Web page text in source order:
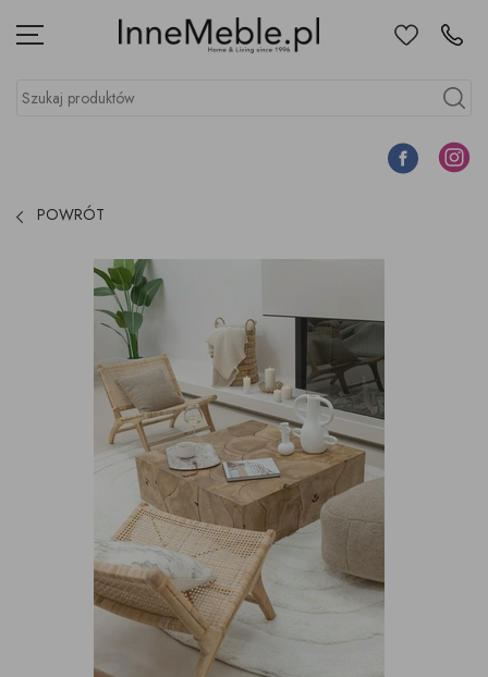
Menu UlubioneKontakt
Szukaj produktów
Szukaj
Facebook
POWRÓT